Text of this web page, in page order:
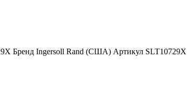
Бренд Ingersoll Rand (США) Артикул SLT10729X